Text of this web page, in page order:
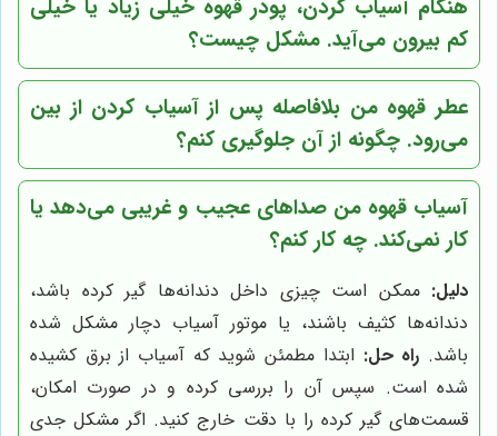
هنگام آسیاب کردن، پودر قهوه خیلی زیاد یا خیلی
کم بیرون می‌آید. مشکل چیست؟
عطر قهوه من بلافاصله پس از آسیاب کردن از بین
می‌رود. چگونه از آن جلوگیری کنم؟
آسیاب قهوه من صداهای عجیب و غریبی می‌دهد یا
کار نمی‌کند. چه کار کنم؟
دلیل: ممکن است چیزی داخل دندانه‌ها گیر کرده باشد،
دندانه‌ها کثیف باشند، یا موتور آسیاب دچار مشکل شده
باشد. راه حل: ابتدا مطمئن شوید که آسیاب از برق کشیده
شده است. سپس آن را بررسی کرده و در صورت امکان،
قسمت‌های گیر کرده را با دقت خارج کنید. اگر مشکل جدی